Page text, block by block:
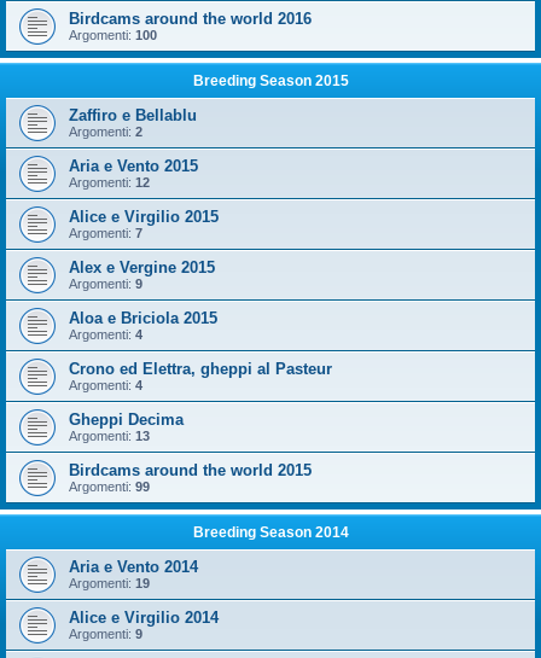
Birdcams around the world 2016
Argomenti: 100
Breeding Season 2015
Zaffiro e Bellablu
Argomenti: 2
Aria e Vento 2015
Argomenti: 12
Alice e Virgilio 2015
Argomenti: 7
Alex e Vergine 2015
Argomenti: 9
Aloa e Briciola 2015
Argomenti: 4
Crono ed Elettra, gheppi al Pasteur
Argomenti: 4
Gheppi Decima
Argomenti: 13
Birdcams around the world 2015
Argomenti: 99
Breeding Season 2014
Aria e Vento 2014
Argomenti: 19
Alice e Virgilio 2014
Argomenti: 9